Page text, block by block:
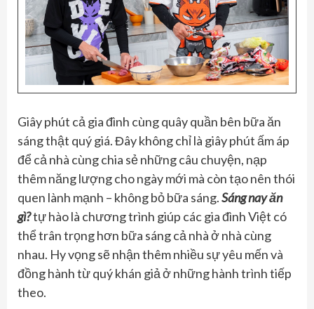
Giây phút cả gia đình cùng quây quần bên bữa ăn
sáng thật quý giá. Đây không chỉ là giây phút ấm áp
để cả nhà cùng chia sẻ những câu chuyện, nạp
thêm năng lượng cho ngày mới mà còn tạo nên thói
quen lành mạnh – không bỏ bữa sáng.Sáng nay ăn
gì?tự hào là chương trình giúp các gia đình Việt có
thể trân trọng hơn bữa sáng cả nhà ở nhà cùng
nhau. Hy vọng sẽ nhận thêm nhiều sự yêu mến và
đồng hành từ quý khán giả ở những hành trình tiếp
theo.